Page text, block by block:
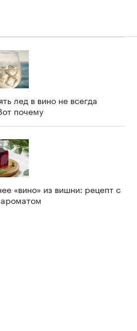
лед в вино не всегда
почему
«вино» из вишни: рецепт с